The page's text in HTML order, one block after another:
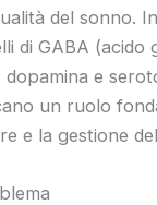
del sonno.
di GABA (acido
e
un ruolo
e la gestione